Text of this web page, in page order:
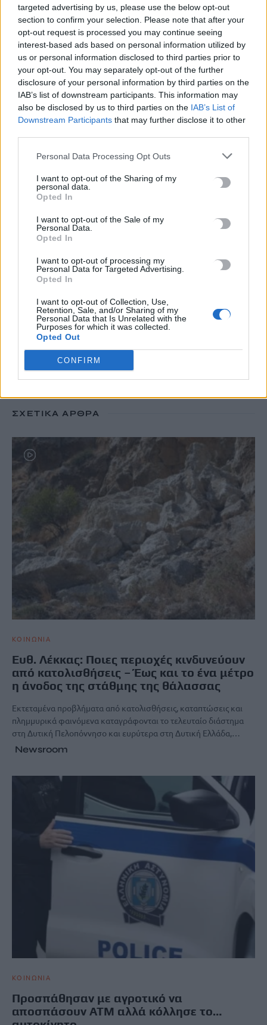
targeted advertising by us, please use the below opt-out
section to confirm your selection. Please note that after your
opt-out request is processed you may continue seeing
interest-based ads based on personal information utilized by
us or personal information disclosed to third parties prior to
your opt-out. You may separately opt-out of the further
disclosure of your personal information by third parties on the
IAB’s list of downstream participants. This information may
also be disclosed by us to third parties on the IAB’s List of
Downstream Participants that may further disclose it to other
Personal Data Processing Opt Outs
I want to opt-out of the Sharing of my
personal data.
Opted In
I want to opt-out of the Sale of my
Personal Data.
Opted In
I want to opt-out of processing my
Personal Data for Targeted Advertising.
Opted In
I want to opt-out of Collection, Use,
Retention, Sale, and/or Sharing of my
Personal Data that Is Unrelated with the
Purposes for which it was collected.
Opted Out
CONFIRM
Λέσβο που κατηγορείται για τη δολοφονία στην Κυψέλη
7 Αυγούστου, 2026
Ταϊλάνδη: Μαθητής άνοιξε πυρ σε σχολείο βόρεια της
Μπανγκόκ -Τέσσερις νεκροί και 15 τραυματίες
7 Αυγούστου, 2026
Γονικές παροχές: Οι παγίδες στις μεταφορές χρημάτων που
Αεροδρόμιο Καστελλίου: Σήμερα οι υπογραφές για τα ραντάρ
7 Αυγούστου, 2026
Νέα άφιξη μεταναστών στην Κρήτη: 58 άτομα έφτασαν με
λέμβο στον Τσούτσουρα
7 Αυγούστου, 2026
TRENDING
ΓΟΝΙΚΕΣ ΠΑΡΟΧΕΣ # ΑΦΟΡΟΛΟΓΗΤΟ
ΑΕΡΟΔΡΟΜΙΟ ΚΑΣΤΕΛΛΙΟΥ
ΣΧΕΤΙΚΆ ΆΡΘΡΑ
ΚΟΙΝΩΝΙΑ
Ευθ. Λέκκας: Ποιες περιοχές κινδυνεύουν
από κατολισθήσεις – Έως και το ένα μέτρο
η άνοδος της στάθμης της θάλασσας
Εκτεταμένα προβλήματα από κατολισθήσεις, καταπτώσεις και
πλημμυρικά φαινόμενα καταγράφονται το τελευταίο διάστημα
στη Δυτική Πελοπόννησο και ευρύτερα στη Δυτική Ελλάδα,…
Newsroom
ΚΟΙΝΩΝΙΑ
Προσπάθησαν με αγροτικό να
αποσπάσουν ΑΤΜ αλλά κόλλησε το…